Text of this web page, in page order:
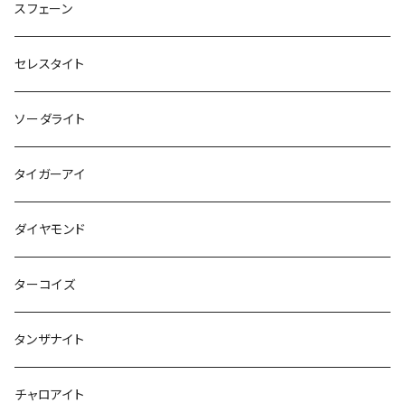
スフェーン
セレスタイト
ソーダライト
タイガーアイ
ダイヤモンド
ターコイズ
タンザナイト
チャロアイト